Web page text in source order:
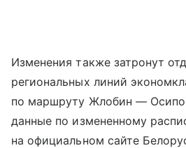
Изменения также затронут
региональных линий
по маршруту Жлобин —
данные по измененному
на официальном сайте